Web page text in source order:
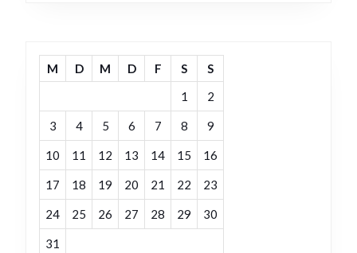
M D M D F S
S
1
2
3 4 5 6 7 8 9
10 11 12 13 14 15 16
17 18 19 20 21 22 23
24 25 26 27 28 29 30
31